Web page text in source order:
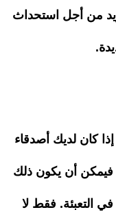
من أجل استحداث
كان لديك أصدقاء
أن يكون ذلك
التعبئة. فقط لا